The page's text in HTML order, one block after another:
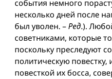
события немного
несколько дней после
был уволен. –Ред.).
советниками, которые
поскольку преследуют
политическую
повесткой их босса,